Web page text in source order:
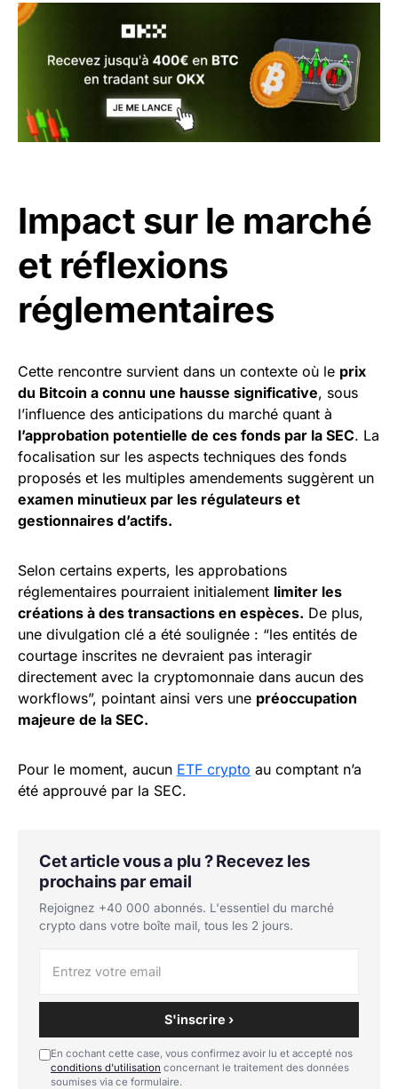
Impact sur le marché
et réflexions
réglementaires
Cette rencontre survient dans un contexte où le prix
du Bitcoin a connu une hausse significative, sous
l’influence des anticipations du marché quant à
l’approbation potentielle de ces fonds par la SEC. La
focalisation sur les aspects techniques des fonds
proposés et les multiples amendements suggèrent un
examen minutieux par les régulateurs et
gestionnaires d’actifs​​.
Selon certains experts, les approbations
réglementaires pourraient initialement limiter les
créations à des transactions en espèces. De plus,
une divulgation clé a été soulignée : “les entités de
courtage inscrites ne devraient pas interagir
directement avec la cryptomonnaie dans aucun des
workflows”, pointant ainsi vers une préoccupation
majeure de la SEC​​.
Pour le moment, aucun ETF crypto au comptant n’a
été approuvé par la SEC.
Cet article vous a plu ? Recevez les
prochains par email
Rejoignez +40 000 abonnés. L'essentiel du marché
crypto dans votre boîte mail, tous les 2 jours.
S'inscrire ›
En cochant cette case, vous confirmez avoir lu et accepté nos
conditions d'utilisation concernant le traitement des données
soumises via ce formulaire.